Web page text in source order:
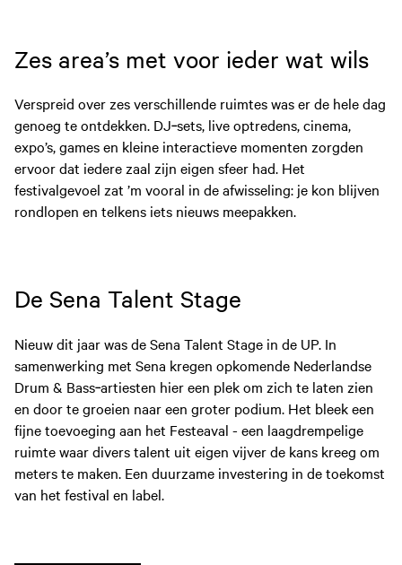
Zes area’s met voor ieder wat wils
Verspreid over zes verschillende ruimtes was er de hele dag
genoeg te ontdekken. DJ‑sets, live optredens, cinema,
expo’s, games en kleine interactieve momenten zorgden
ervoor dat iedere zaal zijn eigen sfeer had. Het
festivalgevoel zat ’m vooral in de afwisseling: je kon blijven
rondlopen en telkens iets nieuws meepakken.
De Sena Talent Stage
Nieuw dit jaar was de Sena Talent Stage in de UP. In
samenwerking met Sena kregen opkomende Nederlandse
Drum & Bass‑artiesten hier een plek om zich te laten zien
en door te groeien naar een groter podium. Het bleek een
fijne toevoeging aan het Festeaval - een laagdrempelige
ruimte waar divers talent uit eigen vijver de kans kreeg om
meters te maken. Een duurzame investering in de toekomst
van het festival en label.